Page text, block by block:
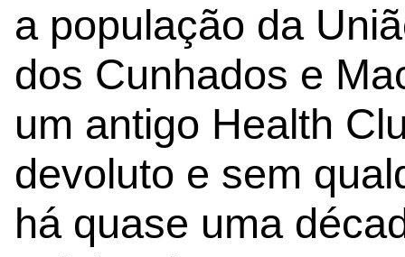
a população da
dos Cunhados e
um antigo Health
devoluto e sem
há quase uma